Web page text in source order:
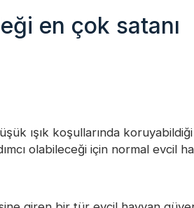
Can yeleği
en çok satanı
ışık koşullarında
olabileceği için normal evcil